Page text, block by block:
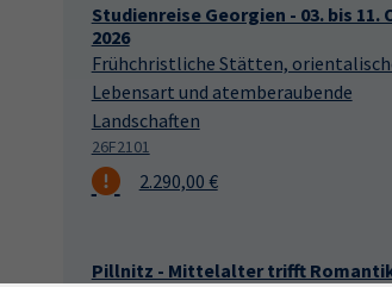
Studienreise Georgien - 03. bis 11.
2026
Frühchristliche Stätten,
Lebensart und atemberaubende
Landschaften
26F2101
2.290,00 €
Pillnitz - Mittelalter trifft